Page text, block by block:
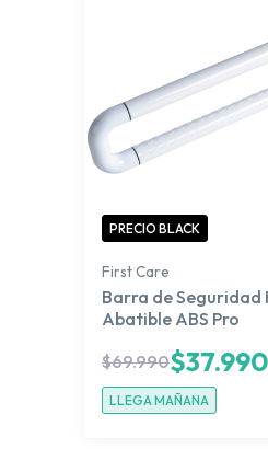
PRECIO BLACK
First Care
Barra de
Abatible ABS Pro
$69.990$37.990
LLEGA MAÑANA